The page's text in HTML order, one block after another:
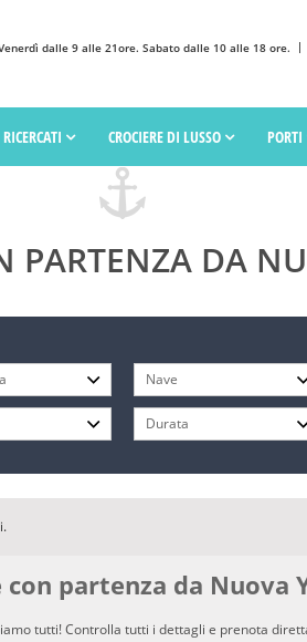
dalle 9 alle 21ore. Sabato dalle 10 alle 18 ore.
CROCIERE DI LUSSO PORTI
PARTENZA DA
con partenza da Nuova
tutti! Controlla tutti i dettagli e prenota